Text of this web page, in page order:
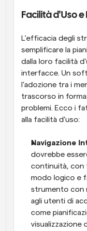
Facilità d'Uso
L'efficacia degli
semplificare la
dalla loro facilità
interfacce. Un
l'adozione tra i
trascorso in
problemi. Ecco i
alla facilità d'uso:
Navigazione
dovrebbe
continuità, con
modo logico e
strumento con
agli utenti di
come
visualizzazione